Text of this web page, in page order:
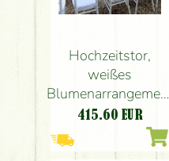
Hochzeitstor,
weißes
Blumenarrangement
mit Blumen und
Bändern (Lisianthus,
Rose)
415.60 EUR